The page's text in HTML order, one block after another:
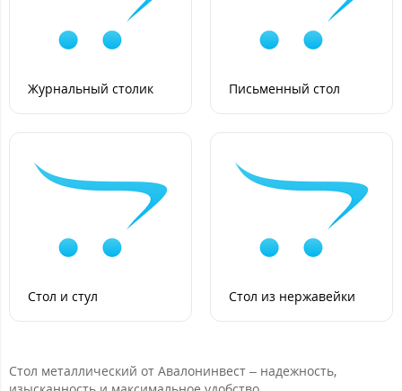
Журнальный столик Письменный стол
Стол и стул Стол из нержавейки
Стол металлический от Авалонинвест – надежность,